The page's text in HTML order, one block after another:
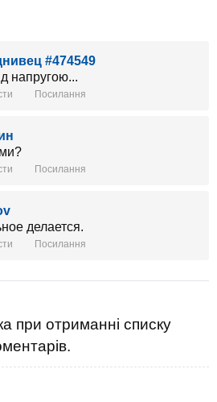
#474549
напругою...
Посилання
Посилання
делается.
Посилання
при отриманні списку